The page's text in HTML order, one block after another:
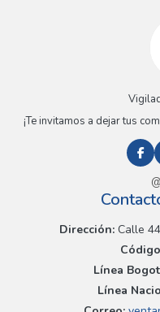
¡Te invitamos a dejar tus
Dirección:Calle 44
Línea
Línea